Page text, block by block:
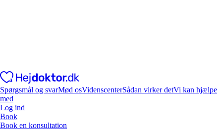
Spørgsmål og svarMød osVidenscenterSådan virker detVi kan hjælpe
med
Log ind
Book
Book en konsultation